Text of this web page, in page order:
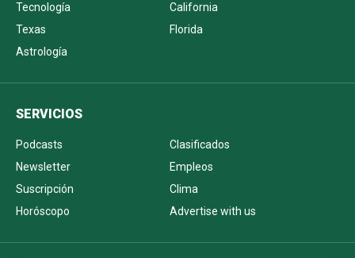
Tecnología
California
Texas
Florida
Astrología
SERVICIOS
Podcasts
Clasificados
Newsletter
Empleos
Suscripción
Clima
Horóscopo
Advertise with us